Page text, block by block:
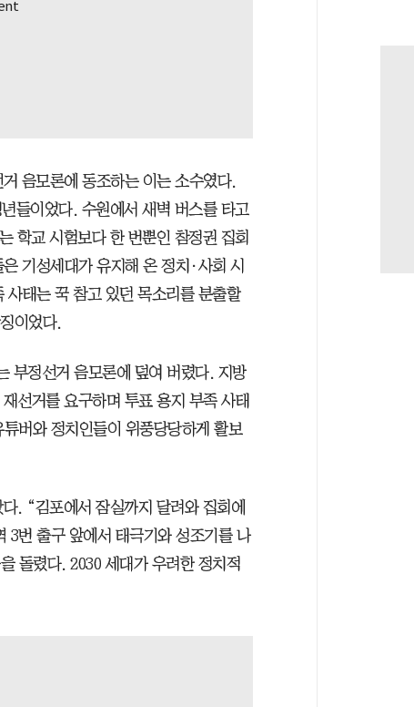
음모론에 동조하는 이는 소수였다.
들이었다. 수원에서 새벽 버스를 타고
학교 시험보다 한 번뿐인 참정권 집회
기성세대가 유지해 온 정치·사회 시
태는 꾹 참고 있던 목소리를 분출할
이었다.
부정선거 음모론에 덮여 버렸다. 지방
선거를 요구하며 투표 용지 부족 사태
버와 정치인들이 위풍당당하게 활보
. “김포에서 잠실까지 달려와 집회에
번 출구 앞에서 태극기와 성조기를 나
돌렸다. 2030 세대가 우려한 정치적